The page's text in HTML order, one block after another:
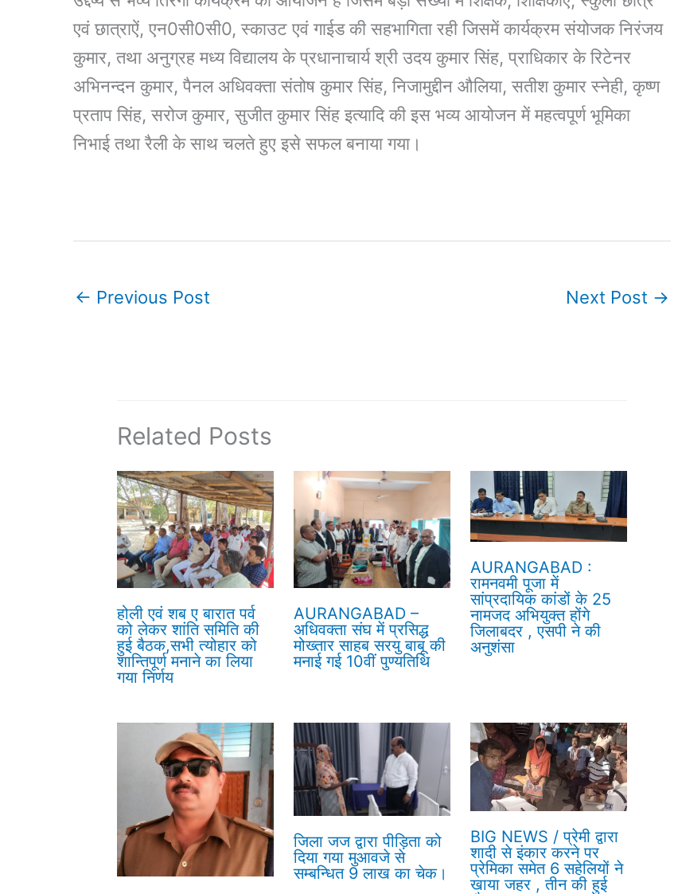
एवं छात्राऐं, एन0सी0सी0, स्काउट एवं गाईड की सहभागिता रही जिसमें कार्यक्रम संयोजक निरंजय
कुमार, तथा अनुग्रह मध्य विद्यालय के प्रधानाचार्य श्री उदय कुमार सिंह, प्राधिकार के रिटेनर
अभिनन्दन कुमार, पैनल अधिवक्ता संतोष कुमार सिंह, निजामुद्दीन औलिया, सतीश कुमार स्नेही, कृष्ण
प्रताप सिंह, सरोज कुमार, सुजीत कुमार सिंह इत्यादि की इस भव्य आयोजन में महत्वपूर्ण भूमिका
निभाई तथा रैली के साथ चलते हुए इसे सफल बनाया गया।
← Previous Post Next Post →
Related Posts
होली एवं शब ए बारात पर्व
को लेकर शांति समिति की
हुई बैठक,सभी त्योहार को
शान्तिपूर्ण मनाने का लिया
गया निर्णय
AURANGABAD –
अधिवक्ता संघ में प्रसिद्ध
मोख्तार साहब सरयु बाबू की
मनाई गई 10वीं पुण्यतिथि
AURANGABAD :
रामनवमी पूजा में
सांप्रदायिक कांडों के 25
नामजद अभियुक्त होंगे
जिलाबदर , एसपी ने की
अनुशंसा
जिला जज द्वारा पीड़िता को
दिया गया मुआवजे से
सम्बन्धित 9 लाख का चेक।
BIG NEWS / प्रेमी द्वारा
शादी से इंकार करने पर
प्रेमिका समेत 6 सहेलियों ने
खाया जहर , तीन की हुई